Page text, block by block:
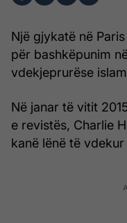
Një gjykatë në
për bashkëpunim
vdekjeprurëse
Në janar të vitit
e revistës, Charlie
kanë lënë të vdekur